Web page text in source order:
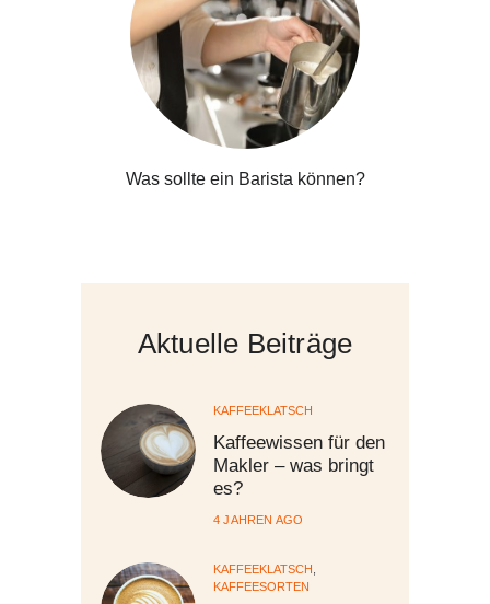
Was sollte ein Barista können?
Aktuelle Beiträge
KAFFEEKLATSCH
Kaffeewissen für den
Makler – was bringt
es?
4 JAHREN AGO
KAFFEEKLATSCH
KAFFEESORTEN